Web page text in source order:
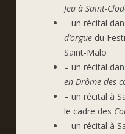
Jeu à Saint-
– un récital
d’orgue du
Saint-Malo
– un récital
en Drôme des
– un récital à
le cadre des
– un récital à